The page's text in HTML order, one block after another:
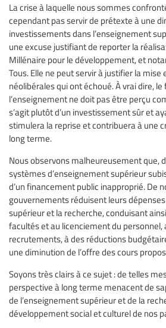
La crise à laquelle nous sommes
cependant pas servir de prétexte à une
investissements dans l’enseignement
une excuse justifiant de reporter la
Millénaire pour le développement, et
Tous. Elle ne peut servir à justifier la mise
néolibérales qui ont échoué. À vrai dire,
l’enseignement ne doit pas être perçu
s’agit plutôt d’un investissement sûr et
stimulera la reprise et contribuera à une
long terme.
Nous observons malheureusement que,
systèmes d’enseignement supérieur
d’un financement public inapproprié. De
gouvernements réduisent leurs
supérieur et la recherche, conduisant
facultés et au licenciement du
recrutements, à des réductions
une diminution de l’offre des cours
Soyons très clairs à ce sujet : de telles
perspective à long terme menacent de
de l’enseignement supérieur et de la
développement social et culturel de nos